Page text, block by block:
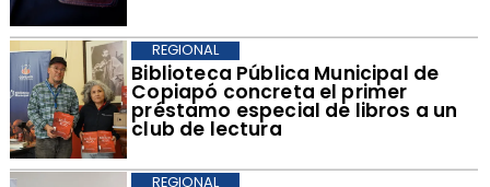
​Biblioteca Pública Municipal de
Copiapó concreta el primer
préstamo especial de libros a un
club de lectura
REGIONAL
REGIONAL